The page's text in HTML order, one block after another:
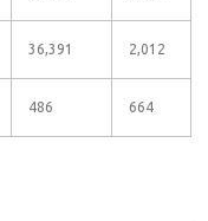
36,391 2,012
486 664